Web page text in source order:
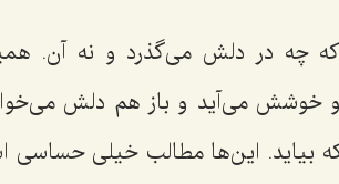
چه در دلش می‌گذرد و نه آن.
می‌آید و باز هم دلش
بیاید. این‌ها مطالب خیلی حساسی